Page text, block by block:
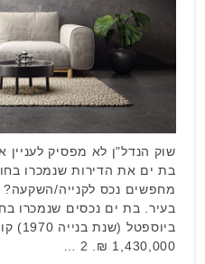
שוק הנדל"ן לא מפסיק לעניין
מחפשים נכס לקנייה/
1,430,000 ₪. 2 …